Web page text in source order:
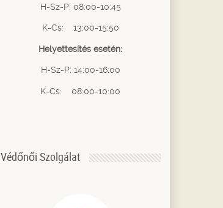
H-Sz-P: 08:00-10:45
K-Cs: 13:00-15:50
Helyettesítés esetén:
H-Sz-P: 14:00-16:00
K-Cs: 08:00-10:00
Védőnői Szolgálat